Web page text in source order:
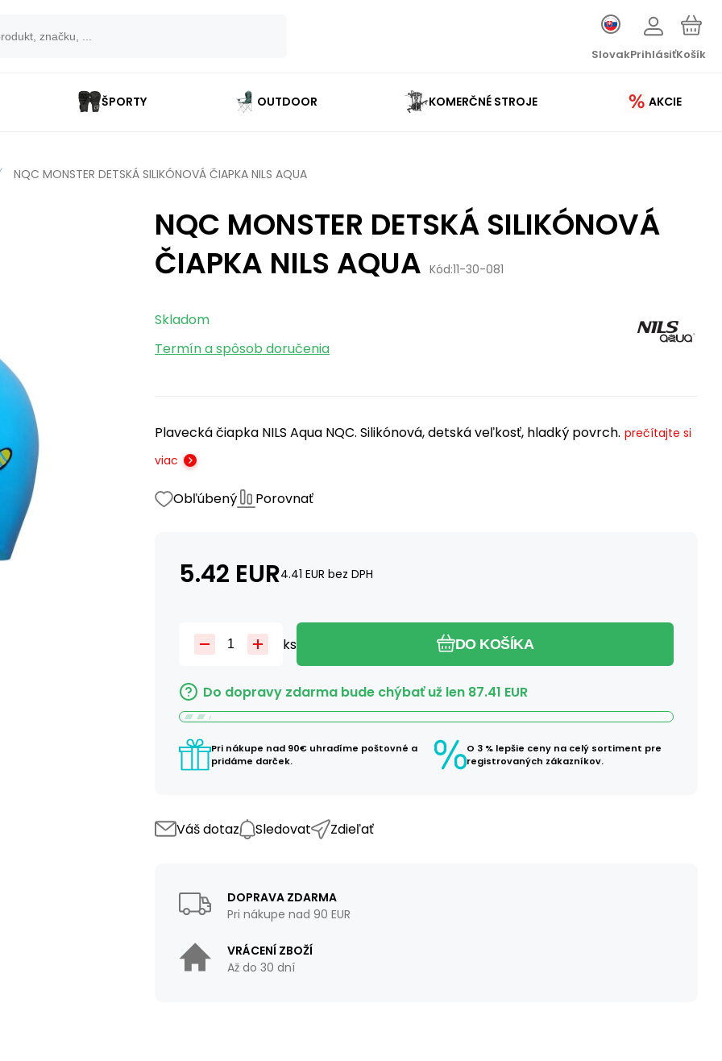
SlovakPrihlásiťKošík
ŠPORTY OUTDOOR KOMERČNÉ STROJE AKCIE
NQC MONSTER DETSKÁ SILIKÓNOVÁ ČIAPKA NILS AQUA
NQC MONSTER DETSKÁ SILIKÓNOVÁ
ČIAPKA NILS AQUA Kód:11-30-081
Skladom
Termín a spôsob doručenia
Plavecká čiapka NILS Aqua NQC. Silikónová, detská veľkosť, hladký povrch. prečítajte si
viac
Obľúbený Porovnať
5.42 EUR4.41 EUR bez DPH
ks DO KOŠÍKA
Do dopravy zdarma bude chýbať už len 87.41 EUR
Pri nákupe nad 90€ uhradíme poštovné a
pridáme darček.
O 3 % lepšie ceny na celý sortiment pre
registrovaných zákazníkov.
Váš dotaz Sledovat Zdieľať
DOPRAVA ZDARMA
Pri nákupe nad 90 EUR
VRÁCENÍ ZBOŽÍ
Až do 30 dní